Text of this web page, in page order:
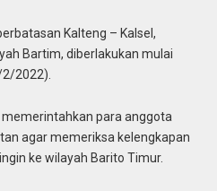
Kalteng – Kalsel,
Bartim, diberlakukan mulai
2022).
para anggota
agar memeriksa kelengkapan
ke wilayah Barito Timur.